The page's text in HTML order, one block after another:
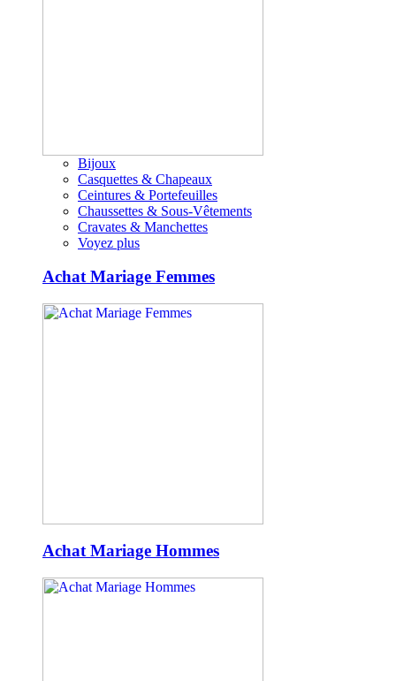
Bijoux
Casquettes & Chapeaux
Ceintures & Portefeuilles
Chaussettes & Sous-Vêtements
Cravates & Manchettes
Voyez plus
Achat Mariage Femmes
Achat Mariage Hommes